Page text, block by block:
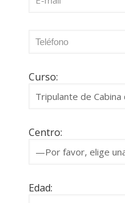
Curso:
Centro:
Edad: